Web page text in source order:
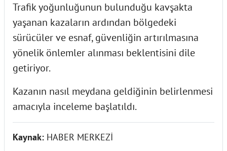
Trafik yoğunluğunun bulunduğu kavşakta
yaşanan kazaların ardından bölgedeki
sürücüler ve esnaf, güvenliğin artırılmasına
yönelik önlemler alınması beklentisini dile
getiriyor.
Kazanın nasıl meydana geldiğinin belirlenmesi
amacıyla inceleme başlatıldı.
Kaynak: HABER MERKEZİ